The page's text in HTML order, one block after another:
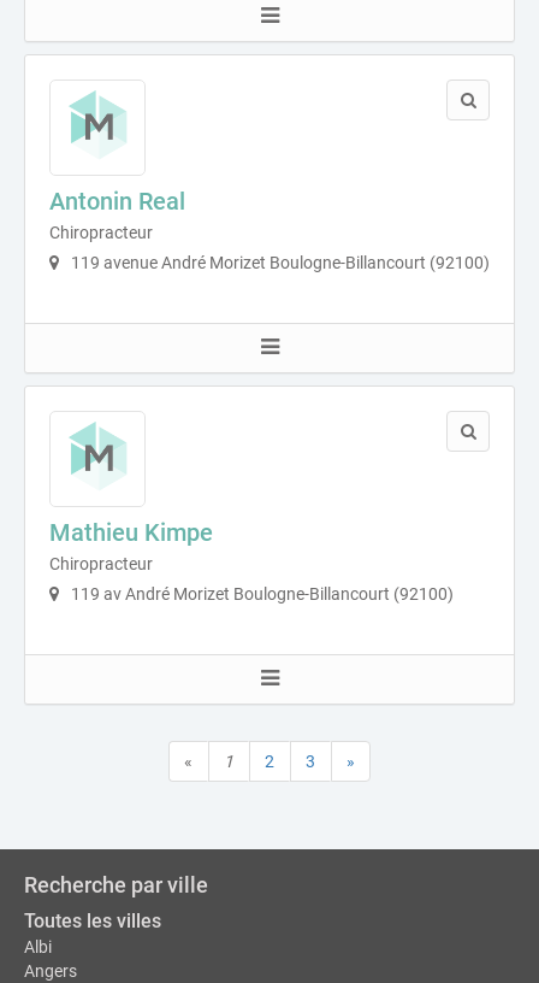
Antonin Real
Chiropracteur
119 avenue André Morizet Boulogne-Billancourt (92100)
Mathieu Kimpe
Chiropracteur
119 av André Morizet Boulogne-Billancourt (92100)
« 1 2 3 »
Recherche par ville
Toutes les villes
Albi
Angers